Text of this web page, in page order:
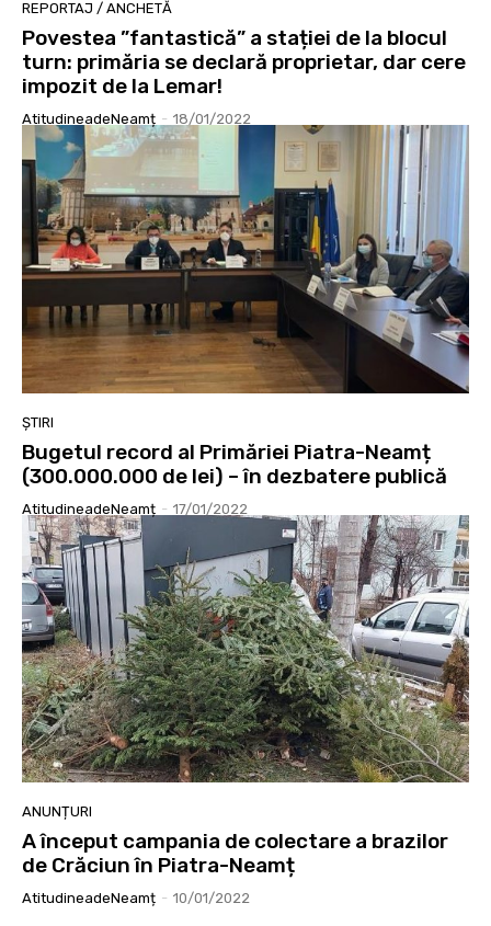
REPORTAJ / ANCHETĂ
Povestea ”fantastică” a stației de la blocul
turn: primăria se declară proprietar, dar cere
impozit de la Lemar!
AtitudineadeNeamț - 18/01/2022
ȘTIRI
Bugetul record al Primăriei Piatra-Neamț
(300.000.000 de lei) – în dezbatere publică
AtitudineadeNeamț - 17/01/2022
ANUNȚURI
A început campania de colectare a brazilor
de Crăciun în Piatra-Neamț
AtitudineadeNeamț - 10/01/2022